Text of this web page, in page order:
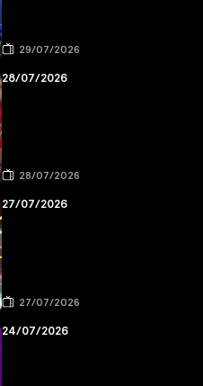
29/07/2026
28/07/2026
28/07/2026
27/07/2026
27/07/2026
24/07/2026